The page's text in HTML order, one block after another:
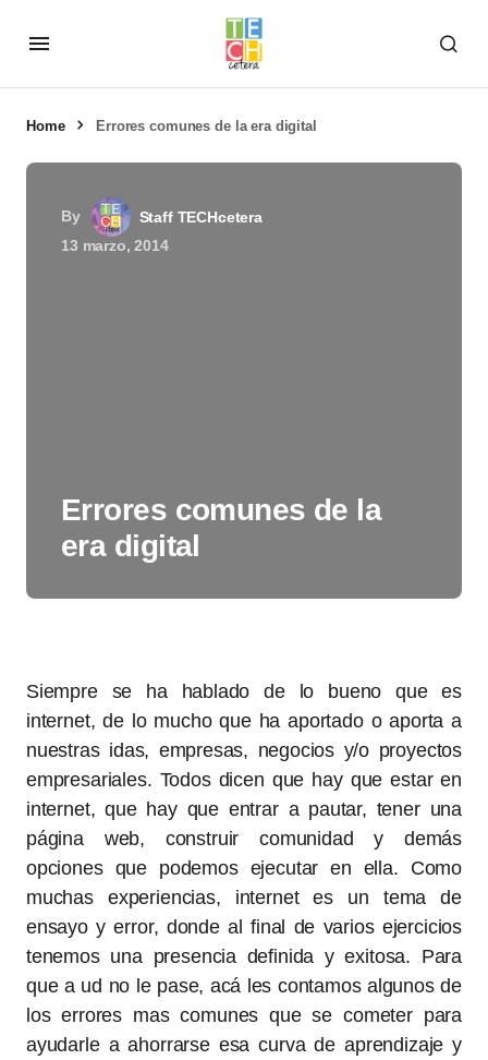
Home Errores comunes de la era digital
By
Staff TECHcetera
13 marzo, 2014
Errores comunes de la
era digital
Siempre se ha hablado de lo bueno que es
internet, de lo mucho que ha aportado o aporta a
nuestras idas, empresas, negocios y/o proyectos
empresariales. Todos dicen que hay que estar en
internet, que hay que entrar a pautar, tener una
página web, construir comunidad y demás
opciones que podemos ejecutar en ella. Como
muchas experiencias, internet es un tema de
ensayo y error, donde al final de varios ejercicios
tenemos una presencia definida y exitosa. Para
que a ud no le pase, acá les contamos algunos de
los errores mas comunes que se cometer para
ayudarle a ahorrarse esa curva de aprendizaje y